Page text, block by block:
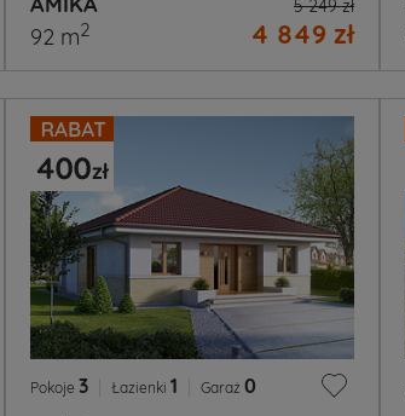
5 249 zł
4 849 zł
92 m2
Pokoje 3 Łazienki 1 Garaż 0